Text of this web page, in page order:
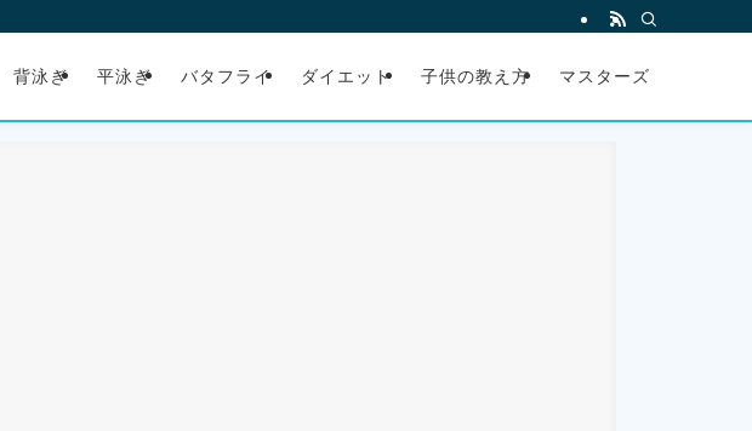
背泳ぎ 平泳ぎ バタフライ ダイエット 子供の教え方 マスターズ